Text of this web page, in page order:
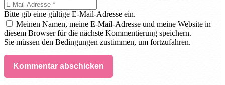
Bitte gib eine gültige E-Mail-Adresse ein.
Meinen Namen, meine E-Mail-Adresse und meine Website in
diesem Browser für die nächste Kommentierung speichern.
Sie müssen den Bedingungen zustimmen, um fortzufahren.
Kommentar abschicken